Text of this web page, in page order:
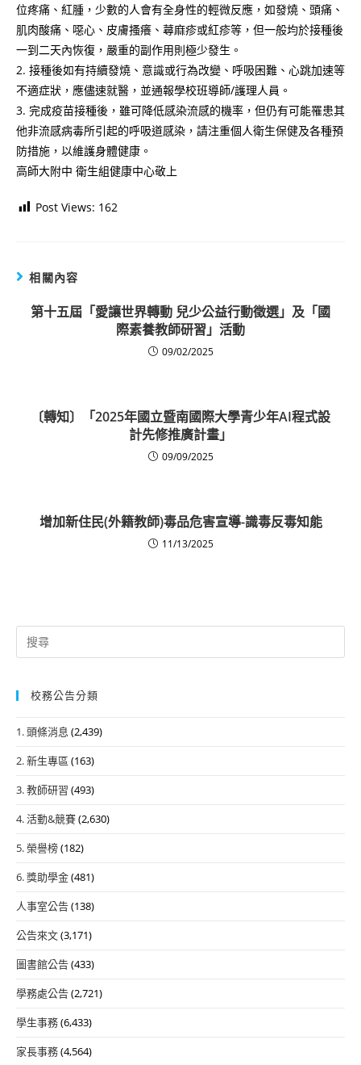
位疼痛、紅腫，少數的人會有全身性的輕微反應，如發燒、頭痛、
肌肉酸痛、噁心、皮膚搔癢、蕁麻疹或紅疹等，但一般均於接種後
一到二天內恢復，嚴重的副作用則極少發生。
2. 接種後如有持續發燒、意識或行為改變、呼吸困難、心跳加速等
不適症狀，應儘速就醫，並通報學校班導師/護理人員。
3. 完成疫苗接種後，雖可降低感染流感的機率，但仍有可能罹患其
他非流感病毒所引起的呼吸道感染，請注重個人衛生保健及各種預
防措施，以維護身體健康。
高師大附中 衛生組健康中心敬上
Post Views: 162
相關內容
第十五屆「愛讓世界轉動 兒少公益行動徵選」及「國
際素養教師研習」活動
09/02/2025
〔轉知〕「2025年國立暨南國際大學青少年AI程式設
計先修推廣計畫」
09/09/2025
增加新住民(外籍教師)毒品危害宣導-識毒反毒知能
11/13/2025
Search
for:
校務公告分類
1. 頭條消息 (2,439)
2. 新生專區 (163)
3. 教師研習 (493)
4. 活動&競賽(2,630)
5. 榮譽榜(182)
6. 獎助學金(481)
人事室公告(138)
公告來文(3,171)
圖書館公告(433)
學務處公告(2,721)
學生事務(6,433)
家長事務(4,564)